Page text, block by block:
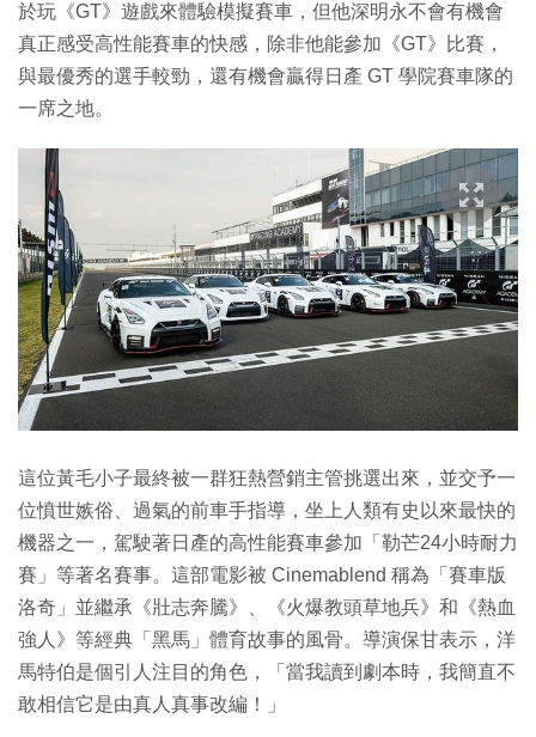
於玩《GT》遊戲來體驗模擬賽車，但他深明永不會有機會
真正感受高性能賽車的快感，除非他能參加《GT》比賽，
與最優秀的選手較勁，還有機會贏得日產 GT 學院賽車隊的
一席之地。
這位黃毛小子最終被一群狂熱營銷主管挑選出來，並交予一
位憤世嫉俗、過氣的前車手指導，坐上人類有史以來最快的
機器之一，駕駛著日產的高性能賽車參加「勒芒24小時耐力
賽」等著名賽事。這部電影被 Cinemablend 稱為「賽車版
洛奇」並繼承《壯志奔騰》、《火爆教頭草地兵》和《熱血
強人》等經典「黑馬」體育故事的風骨。導演保甘表示，洋
馬特伯是個引人注目的角色，「當我讀到劇本時，我簡直不
敢相信它是由真人真事改編！」